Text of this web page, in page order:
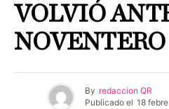
VOLVIÓ
NOVENTERO
By redaccion QR
Publicado el 18